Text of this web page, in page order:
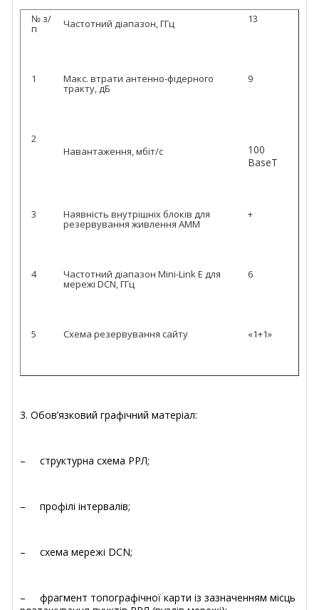
№ з/
п Частотний діапазон, ГГц 13
1 Макс. втрати антенно-фідерного
тракту, дБ
9
2
Навантаження, мбіт/с
100
BaseT
3 Наявність внутрішніх блоків для
резервування живлення АММ
+
4 Частотний діапазон Mini-Link Е для
мережі DCN, ГГц
6
5 Схема резервування сайту «1+1»
3. Обов’язковий графічний матеріал:
– структурна схема РРЛ;
– профілі інтервалів;
– схема мережі DCN;
– фрагмент топографічної карти із зазначенням місць